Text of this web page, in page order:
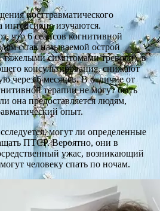
посттравматического
интенсивно изучаются.
что 6 сеансов когнитивной
с так называемой острой
тяжелыми симптомами тревоги), в
консультирования, снижают
через 6 месяцев. В отличие от
терапии не могут быть
она предоставляется людям,
опыт.
могут ли определенные
ПТСР. Вероятно, они в
ужас, возникающий
человеку спать по ночам.